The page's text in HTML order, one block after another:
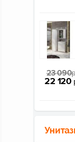
23 090
22 120